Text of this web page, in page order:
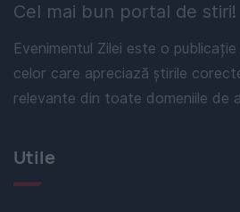
Cel mai bun portal de stiri!
Evenimentul Zilei este o
celor care apreciază știrile
relevante din toate domeniile de
Utile